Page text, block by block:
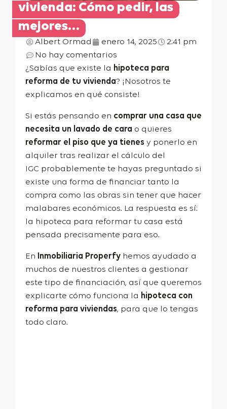
vivienda: Cómo pedir, las
mejores…
Albert Ormad enero 14, 2025
2:41 pm
No hay comentarios
¿Sabías que existe la hipoteca para
reforma de tu vivienda? ¡Nosotros te
explicamos en qué consiste!
Si estás pensando en comprar una casa que
necesita un lavado de cara o quieres
reformar el piso que ya tienes y ponerlo en
alquiler tras realizar el cálculo del
IGC probablemente te hayas preguntado si
existe una forma de financiar tanto la
compra como las obras sin tener que hacer
malabares económicos. La respuesta es sí:
la hipoteca para reformar tu casa está
pensada precisamente para eso.
En Inmobiliaria Properfy hemos ayudado a
muchos de nuestros clientes a gestionar
este tipo de financiación, así que queremos
explicarte cómo funciona la hipoteca con
reforma para viviendas, para que lo tengas
todo claro.